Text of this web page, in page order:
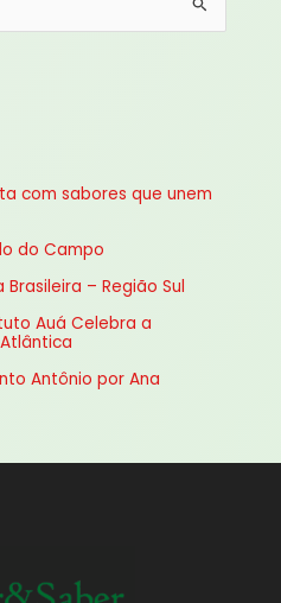
com sabores que unem
do Campo
– Região Sul
Auá Celebra a
Antônio por Ana